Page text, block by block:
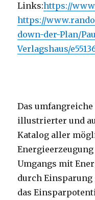
Links:https://
https://
down-der-Plan/
Verlagshaus/
Das
illustrierter und
Katalog aller
Umgangs mit
durch
das